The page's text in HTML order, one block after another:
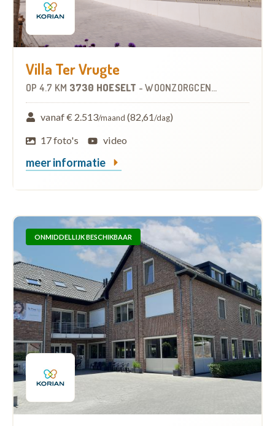
Villa Ter Vrugte
OP 4.7 KM 3730 HOESELT -WOONZORGCENTRUM (WZC)
vanaf € 2.513/maand (82,61/dag)
17 foto's
video
meer informatie
ONMIDDELLIJK BESCHIKBAAR